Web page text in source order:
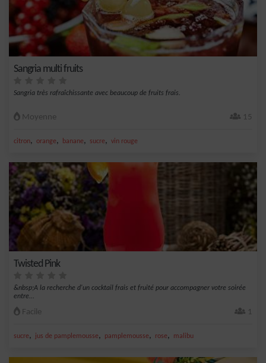
Sangria multi fruits
Sangria très rafraîchissante avec beaucoup de fruits frais.
Moyenne 15
citron, orange, banane, sucre, vin rouge
Twisted Pink
&nbsp;A la recherche d'un cocktail frais et fruité pour accompagner votre soirée
entre...
Facile 1
sucre, jus de pamplemousse, pamplemousse, rose, malibu